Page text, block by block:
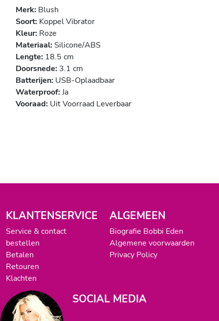
Merk: Blush
Soort: Koppel Vibrator
Kleur: Roze
Materiaal: Silicone/ABS
Lengte: 18.5 cm
Doorsnede: 3.1 cm
Batterijen: USB-Oplaadbaar
Waterproof:Ja
Vooraad: Uit Voorraad Leverbaar
KLANTENSERVICE
Service & contact
bestellen
Betalen
Retouren
Klachten
ALGEMEEN
Biografie Bobbi Eden
Algemene voorwaarden
Privacy Policy
SOCIAL MEDIA